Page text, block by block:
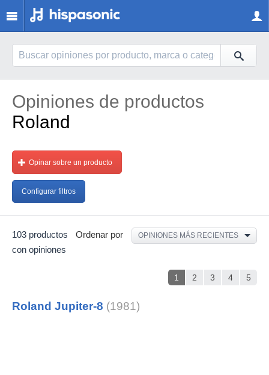
Opiniones de productos
Roland
Opinar sobre un producto
Configurar filtros
Ordenar por OPINIONES MÁS RECIENTES
103 productos
con opiniones
1 2 3 4 5
Roland Jupiter-8 (1981)